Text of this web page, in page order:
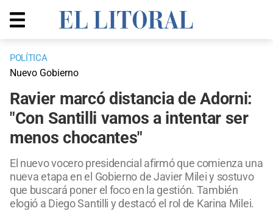
POLÍTICA
Nuevo Gobierno
Ravier marcó distancia de Adorni:
"Con Santilli vamos a intentar ser
menos chocantes"
El nuevo vocero presidencial afirmó que comienza una
nueva etapa en el Gobierno de Javier Milei y sostuvo
que buscará poner el foco en la gestión. También
elogió a Diego Santilli y destacó el rol de Karina Milei.